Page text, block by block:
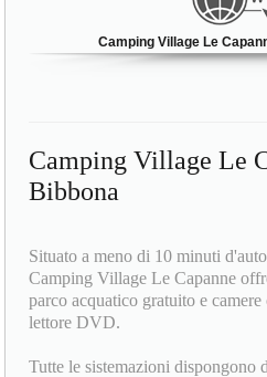
Camping Village Le
Camping Village Le
Bibbona
Situato a meno di 10 minuti
Camping Village Le Capanne
parco acquatico gratuito e
lettore DVD.
Tutte le sistemazioni dispongono